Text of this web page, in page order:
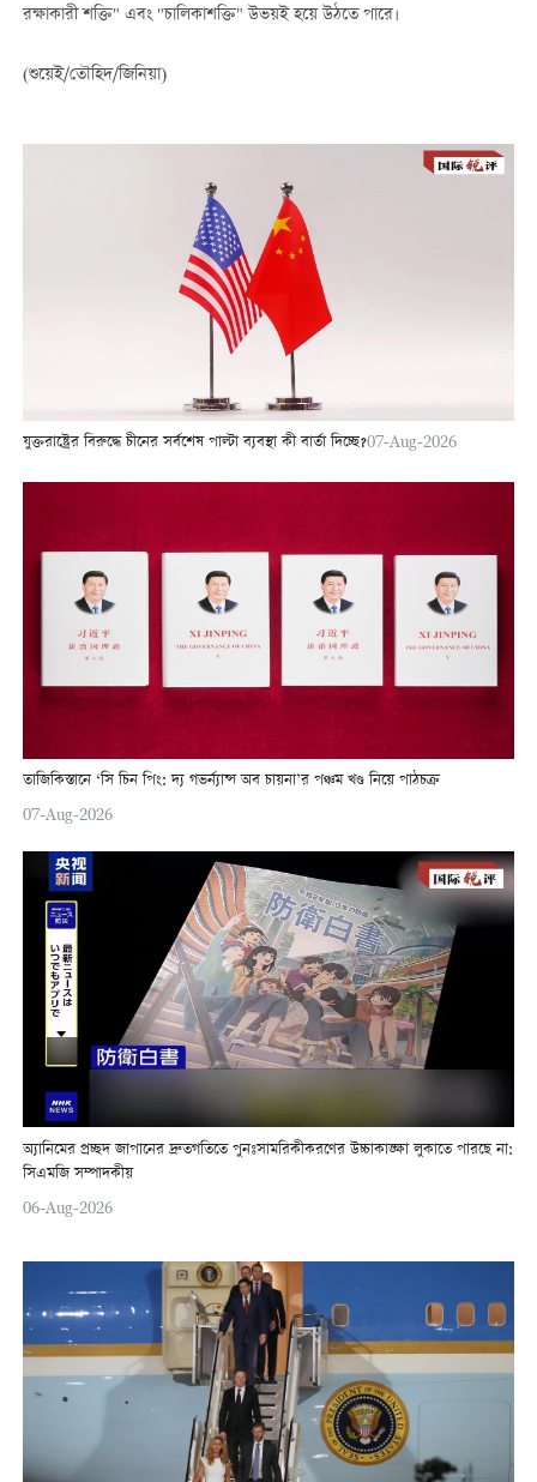
রক্ষাকারী শক্তি" এবং "চালিকাশক্তি" উভয়ই হয়ে উঠতে পারে।
(শুয়েই/তৌহিদ/জিনিয়া)
যুক্তরাষ্ট্রের বিরুদ্ধে চীনের সর্বশেষ পাল্টা ব্যবস্থা কী বার্তা দিচ্ছে?07-Aug-2026
তাজিকিস্তানে ‘সি চিন পিং: দ্য গভর্ন্যান্স অব চায়না’র পঞ্চম খণ্ড নিয়ে পাঠচক্র
07-Aug-2026
অ্যানিমের প্রচ্ছদ জাপানের দ্রুতগতিতে পুনঃসামরিকীকরণের উচ্চাকাঙ্ক্ষা লুকাতে পারছে না:
সিএমজি সম্পাদকীয়
06-Aug-2026